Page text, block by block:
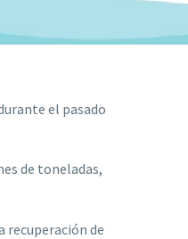
el pasado
de toneladas,
recuperación de